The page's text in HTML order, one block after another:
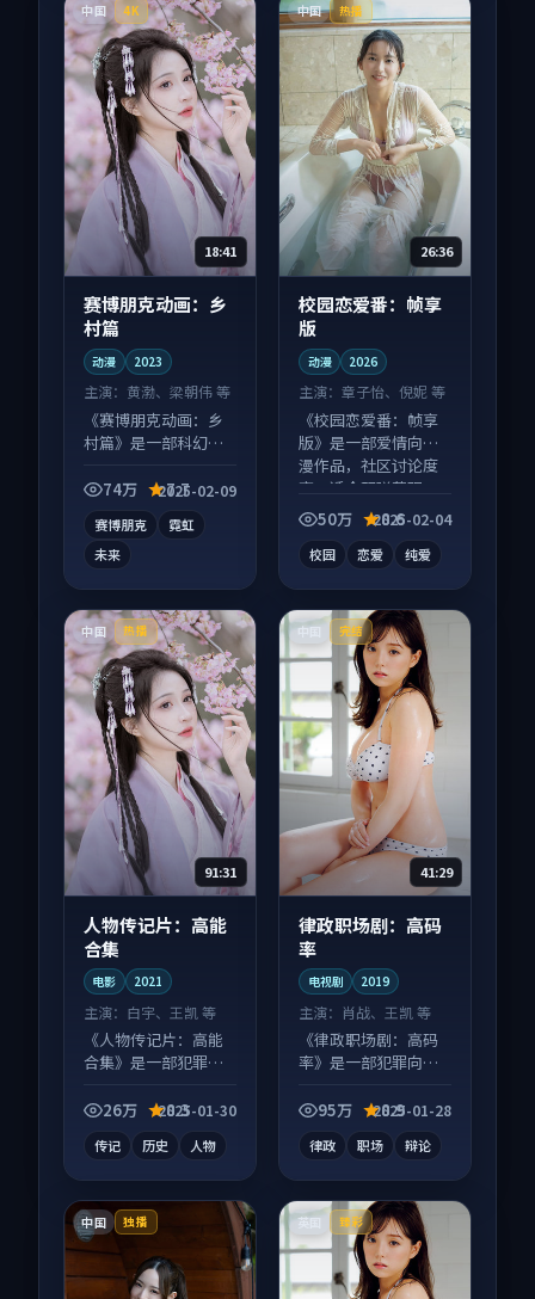
中国 4K
18:41
赛博朋克动画：乡
村篇
动漫 2023
主演： 黄渤、梁朝伟 等
《赛博朋克动画：乡
村篇》是一部科幻向
发酵，适合周末一口
74万 7.7
2025-02-09
赛博朋克
霓虹
未来
中国 热播
26:36
校园恋爱番：帧享
版
动漫 2026
主演：章子怡、倪妮 等
《校园恋爱番：帧享
版》是一部爱情向动
漫作品，社区讨论度
高，适合配弹幕观
看。50万 8.6
2025-02-04
校园 恋爱 纯爱
中国 热播
91:31
人物传记片：高能
合集
电影 2021
主演： 白宇、王凯 等
《人物传记片：高能
合集》是一部犯罪向
在线，配乐与镜头配
26万 8.3
2025-01-30
传记 历史 人物
中国 完结
41:29
律政职场剧：高码
率
电视剧 2019
主演： 肖战、王凯 等
《律政职场剧：高码
率》是一部犯罪向电
别错过，字幕区常有
95万 8.9
2025-01-28
律政 职场 辩论
中国 独播 英国 臻彩